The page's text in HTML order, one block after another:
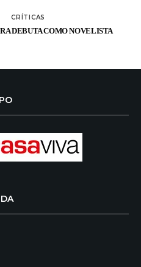
CRÍTICAS
DEBUTA COMO NOVELISTA